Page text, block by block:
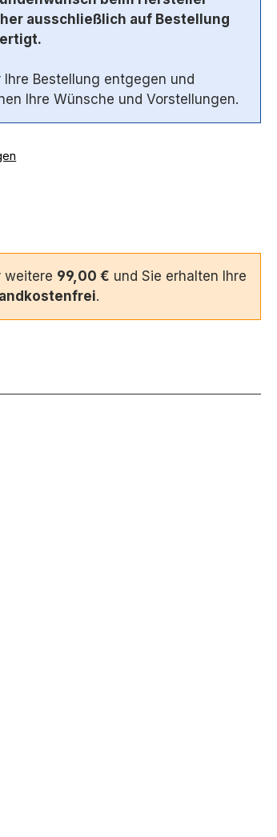
ausschließlich auf Bestellung
Ihre Bestellung entgegen und
Ihre Wünsche und Vorstellungen.
weitere 99,00 € und Sie erhalten Ihre
.